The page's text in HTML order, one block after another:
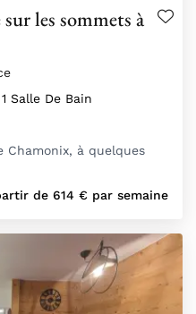
les sommets à
1 Salle De Bain
à quelques
de 614 € par semaine